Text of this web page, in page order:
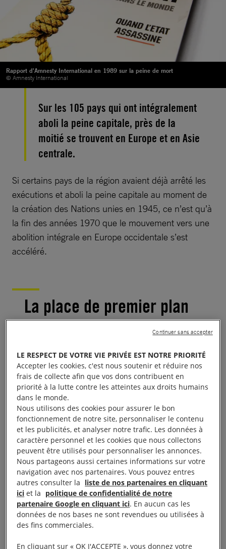
Rapport d'Amnesty International en 1989 sur la peine de mort
© Amnesty International
Sur les 105 pays qui ont intégralement
aboli la peine capitale, près de la
moitié se trouvent en Europe et en Asie
centrale.
Si certains pays de la région avaient déjà arrêté les
exécutions et aboli la peine capitale au moment de
la création des Nations unies en 1945, ce n’est qu’à
la fin des années 1970 que le mouvement vers une
abolition intégrale en Europe occidentale s’est
accéléré.
La place de premier plan
pour l’Europe
En matière de peine de mort, l’Europe a pris une
place de premier plan en tant que bastion de
l’abolition. Cette place s’explique en grande partie
par les progrès accomplis dans la région, où la
peine de mort a été presque entièrement éradiquée
ces dernières décennies, et par le rôle de l’Europe
dans la défense ardente de l’abolition par-delà ses
frontières.
C’est en 1989 que la Cour européenne des droits de
l’homme a conclu pour la première fois que les États
européens avaient l’obligation de protéger de la
torture et des peines ou traitements inhumains ou
LE RESPECT DE VOTRE VIE PRIVÉE EST NOTRE PRIORITÉ
Accepter les cookies, c'est nous soutenir et réduire nos
frais de collecte afin que vos dons contribuent en
priorité à la lutte contre les atteintes aux droits humains
dans le monde.
Nous utilisons des cookies pour assurer le bon
fonctionnement de notre site, personnaliser le contenu
et les publicités, et analyser notre trafic. Les données à
caractère personnel et les cookies que nous collectons
peuvent être utilisés pour personnaliser les annonces.
Nous partageons aussi certaines informations sur votre
navigation avec nos partenaires. Vous pouvez entres
autres consulter la liste de nos partenaires en cliquant
ici et la politique de confidentialité de notre
partenaire Google en cliquant ici. En aucun cas les
données de nos bases ne sont revendues ou utilisées à
des fins commerciales.
En cliquant sur « OK J'ACCEPTE », vous donnez votre
Continuer sans accepter